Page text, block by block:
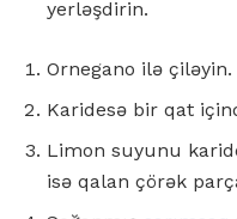
yerləşdirin.
Ornegano ilə çiləyin.
Karidesə bir qat
Limon suyunu
isə qalan çörək